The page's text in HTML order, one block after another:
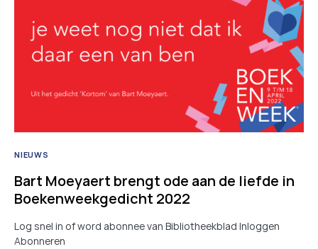
NIEUWS
Bart Moeyaert brengt ode aan de liefde in
Boekenweekgedicht 2022
Log snel in of word abonnee van Bibliotheekblad Inloggen
Abonneren